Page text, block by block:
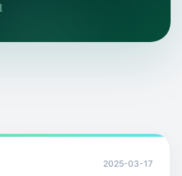
2025-03-17